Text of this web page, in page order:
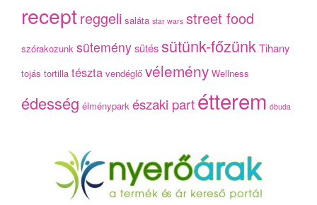
receptreggeli saláta star wars street food
szórakozunk süteménysütéssütünk-főzünkTihany
tojás tortilla tészta vendéglő vélemény Wellness
édesség élménypark északi partétterem óbuda